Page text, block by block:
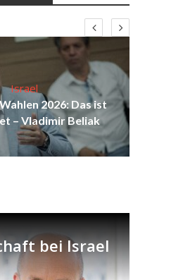
Israel
2026: Das ist
– Vladimir Beliak
bei Israel